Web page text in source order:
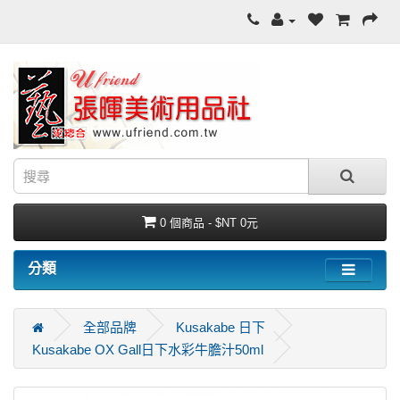
0 個商品 - $NT 0元
分類
全部品牌
Kusakabe 日下
Kusakabe OX Gall日下水彩牛膽汁50ml